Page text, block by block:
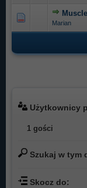
Marian
3
Użytkownicy
1 gości
Szukaj w tym
Skocz do: